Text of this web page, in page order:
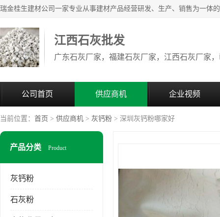
江西石灰批发
公司首页 供应商机 企业视频
当前位置： 首页 > 供应商机 > 灰钙粉 > 深圳灰钙粉哪家好
产品分类 Product
灰钙粉
石灰粉